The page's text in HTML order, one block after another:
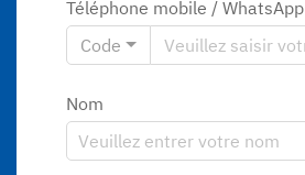
Téléphone mobile / WhatsApp
Code
Nom